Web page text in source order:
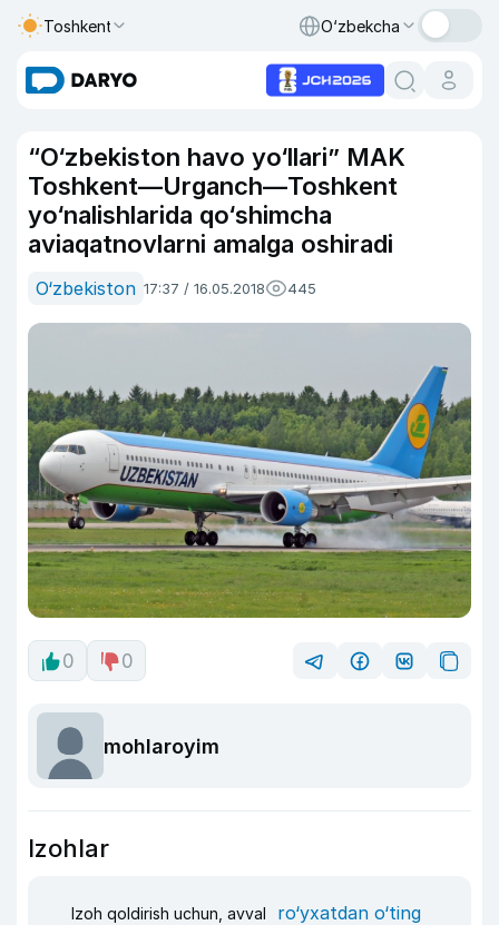
Toshkent O‘zbekcha
“O‘zbekiston havo yo‘llari” MAK
Toshkent—Urganch—Toshkent
yo‘nalishlarida qo‘shimcha
aviaqatnovlarni amalga oshiradi
O‘zbekiston 17:37 / 16.05.2018 445
0 0
mohlaroyim
Izohlar
Izoh qoldirish uchun, avval ro‘yxatdan o‘ting